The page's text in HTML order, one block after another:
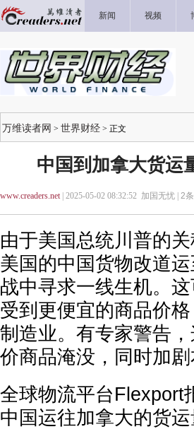
新闻 视频
万维读者网 > 世界财经 > 正文
中国到加拿大货运
www.creaders.net| 2025-05-02 08:32:52 加国无忧 | 2
由于美国总统川普的
美国的中国货物改道
战中寻求一线生机。
受到更便宜的商品价
制造业。有专家警告
价商品淹没，同时加
全球物流平台Flexport
中国运往加拿大的货